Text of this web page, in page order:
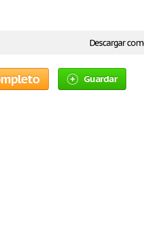
Descargar
Guardar